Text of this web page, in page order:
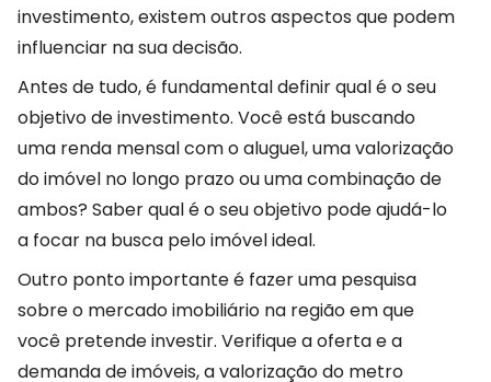
investimento, existem outros aspectos que podem
influenciar na sua decisão.
Antes de tudo, é fundamental definir qual é o seu
objetivo de investimento. Você está buscando
uma renda mensal com o aluguel, uma valorização
do imóvel no longo prazo ou uma combinação de
ambos? Saber qual é o seu objetivo pode ajudá-lo
a focar na busca pelo imóvel ideal.
Outro ponto importante é fazer uma pesquisa
sobre o mercado imobiliário na região em que
você pretende investir. Verifique a oferta e a
demanda de imóveis, a valorização do metro